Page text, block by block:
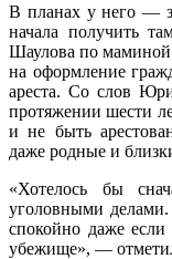
В планах у него —
начала получить
Шаулова по
на оформление
ареста. Со слов
протяжении шести
и не быть
даже родные и
«Хотелось бы
уголовными
спокойно даже если
убежище», —